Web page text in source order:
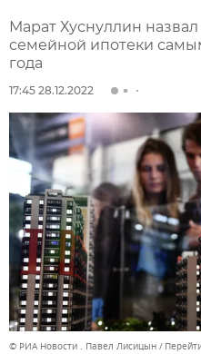
Марат Хуснуллин
семейной ипотеки
года
17:45 28.12.2022
© РИА Новости . Павел Лисицын